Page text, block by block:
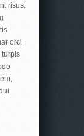
risus.
orci
turpis